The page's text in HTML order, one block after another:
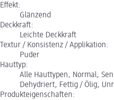
Effekt:
Glänzend
Deckkraft:
Leichte Deckkraft
Textur / Konsistenz / Applikation:
Puder
Hauttyp:
Alle Hauttypen, Normal,
Dehydriert, Fettig / Ölig,
Produkteigenschaften: